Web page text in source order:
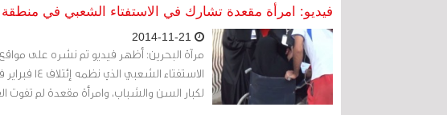
فيديو: امرأة مقعدة تشارك في الاستفتاء الشعبي في منطقة
مرآة البحرين: أظهر فيديو تم نشره على
الاستفتاء
لكبار السن والشباب، وامرأة مقعدة لم تفوت